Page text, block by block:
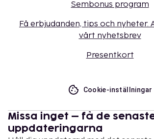
Sembonus program
Få erbjudanden, tips och nyheter.
vårt nyhetsbrev
Presentkort
Cookie-inställningar
Missa inget – få de
uppdateringarna